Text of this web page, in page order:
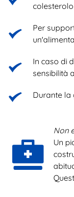
Per
In caso di
sensibilità
Durante
Non
Un